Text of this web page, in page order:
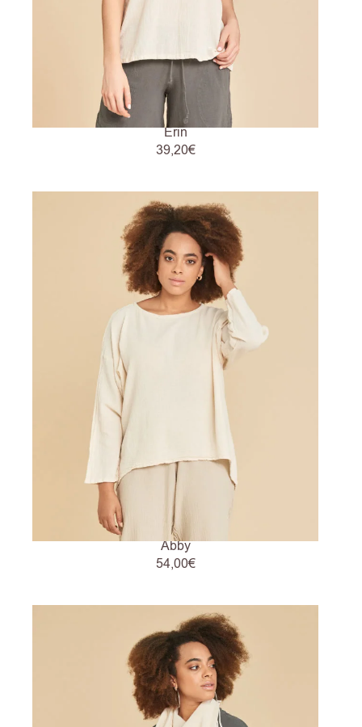
Erin
39,20€
Abby
54,00€